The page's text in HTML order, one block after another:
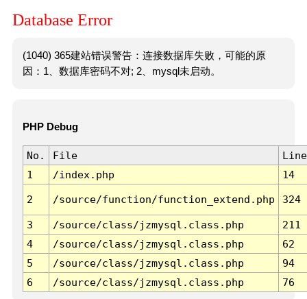
Database Error
(1040) 365建站错误警告：连接数据库失败，可能的原
因：1、数据库密码不对; 2、mysql未启动。
PHP Debug
No. File
Line
1
/index.php 14
2 /source/function/function_extend.php 324
3 /source/class/jzmysql.class.php
211
4
/source/class/jzmysql.class.php
62
5
/source/class/jzmysql.class.php
94
6
/source/class/jzmysql.class.php 76